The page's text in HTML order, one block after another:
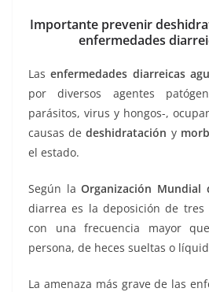
c
e
b
o
o
k
itt
er
ai
h
at
A
p
p
e
ss
n
g
er
Importante prevenir
enfermedades
Lasenfermedades diarreicas
por diversos agentes
parásitos, virus y hongos-,
causas dedeshidratación y
el estado.
Según laOrganización Mundial
diarrea es la deposición de
con una frecuencia mayor
persona, de heces sueltas o
La amenaza más grave de las